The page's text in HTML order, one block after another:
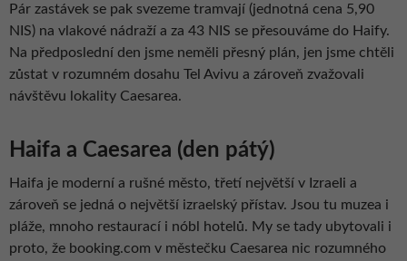
Pár zastávek se pak svezeme tramvají (jednotná cena 5,90
NIS) na vlakové nádraží a za 43 NIS se přesouváme do Haify.
Na předposlední den jsme neměli přesný plán, jen jsme chtěli
zůstat v rozumném dosahu Tel Avivu a zároveň zvažovali
návštěvu lokality Caesarea.
Haifa a Caesarea (den pátý)
Haifa je moderní a rušné město, třetí největší v IzraeIi a
zároveň se jedná o největší izraelský přístav. Jsou tu muzea i
pláže, mnoho restaurací i nóbl hotelů. My se tady ubytovali i
proto, že booking.com v městečku Caesarea nic rozumného